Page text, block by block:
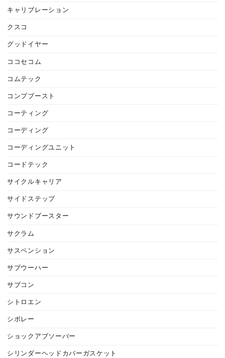
キャリブレーション
クスコ
グッドイヤー
ココセコム
コムテック
コンプブースト
コーティング
コーディング
コーディングユニット
コードテック
サイクルキャリア
サイドステップ
サウンドブースター
サクラム
サスペンション
サブウーハー
サブコン
シトロエン
シボレー
ショックアブソーバー
シリンダーヘッドカバーガスケット